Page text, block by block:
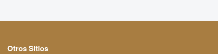
Otros Sitios